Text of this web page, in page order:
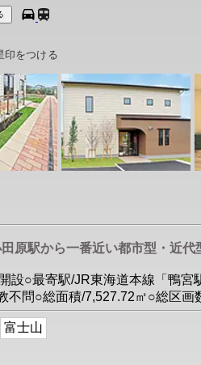
印をつける
原駅から一番近い都市型・近
設○最寄駅/JR東海道本線「鴨
不問○総面積/7,527.72㎡○総区
富士山